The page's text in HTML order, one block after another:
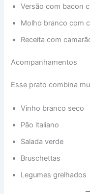
Versão com bacon
Molho branco com
Receita com
Acompanhamentos
Esse prato combina
Vinho branco seco
Pão italiano
Salada verde
Bruschettas
Legumes grelhados